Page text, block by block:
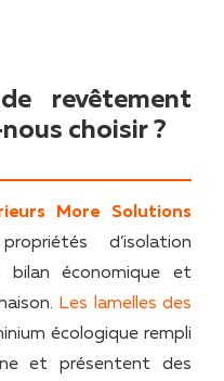
revêtement
choisir ?
More Solutions
d’isolation
économique et
Les lamelles des
écologique rempli
et présentent des